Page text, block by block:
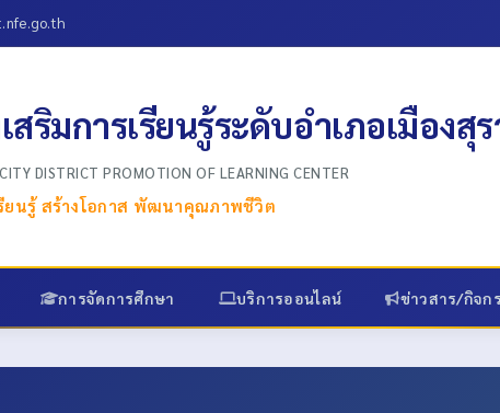
สริมการเรียนรู้ระดับอำเภอเมืองสุ
DISTRICT PROMOTION OF LEARNING CENTER
ยนรู้ สร้างโอกาส พัฒนาคุณภาพชีวิต
การจัดการศึกษา บริการออนไลน์ ข่าวสาร/กิจก